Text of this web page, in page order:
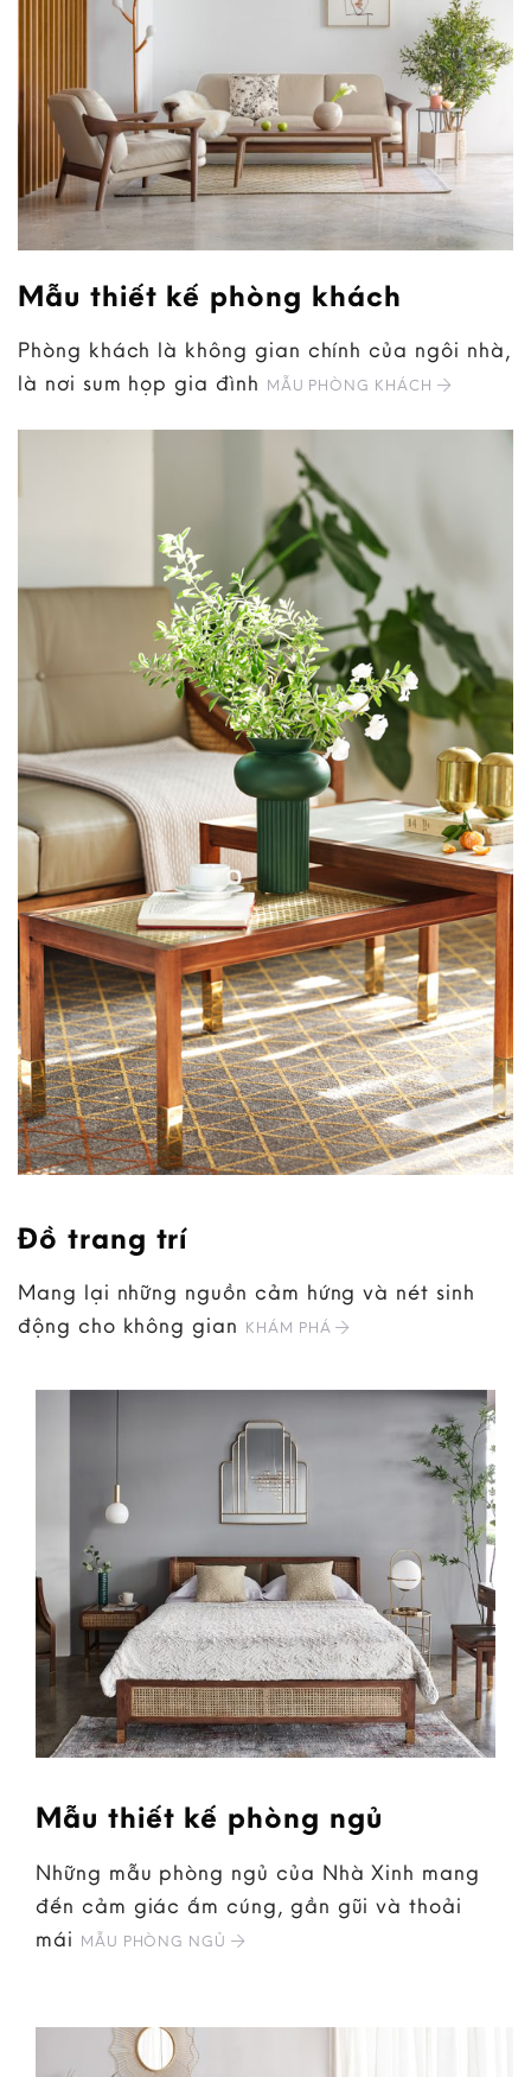
Mẫu thiết kế phòng khách
Phòng khách là không gian chính của ngôi nhà,
là nơi sum họp gia đình MẪU PHÒNG KHÁCH
Đồ trang trí
Mang lại những nguồn cảm hứng và nét sinh
động cho không gian KHÁM PHÁ
Mẫu thiết kế phòng ngủ
Những mẫu phòng ngủ của Nhà Xinh mang
đến cảm giác ấm cúng, gần gũi và thoải
mái MẪU PHÒNG NGỦ